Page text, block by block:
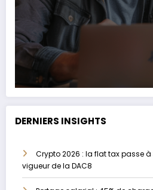
DERNIERS INSIGHTS
Crypto 2026 : la flat tax passe à
vigueur de la DAC8